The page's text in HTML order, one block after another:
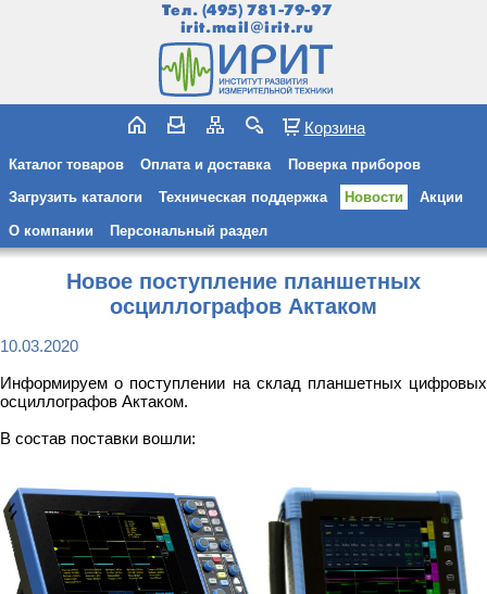
Тел. (495) 781-79-97
irit.mail@irit.ru
Корзина
Каталог товаров Оплата и доставка Поверка приборов
Загрузить каталоги Техническая поддержка Новости Акции
О компании Персональный раздел
Новое поступление планшетных
осциллографов Актаком
10.03.2020
Информируем о поступлении на склад планшетных цифровых
осциллографов Актаком.
В состав поставки вошли: